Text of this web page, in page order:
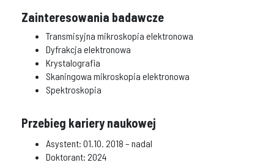
Zainteresowania badawcze
Transmisyjna mikroskopia elektronowa
Dyfrakcja elektronowa
Krystalografia
Skaningowa mikroskopia elektronowa
Spektroskopia
Przebieg kariery naukowej
Asystent: 01.10. 2018 – nadal
Doktorant: 2024